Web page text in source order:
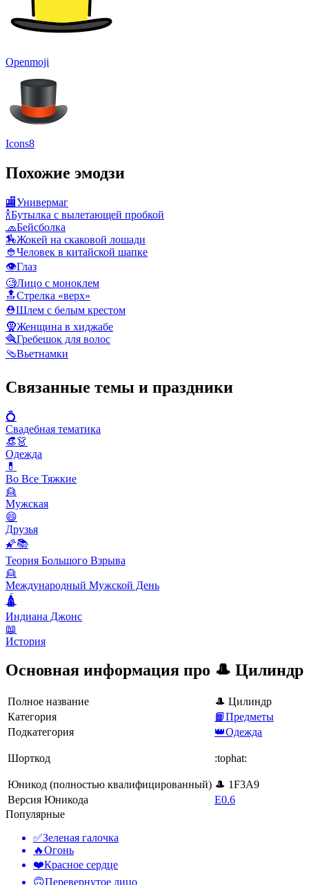
Openmoji
Icons8
Похожие эмодзи
🏬Универмаг
🍾Бутылка с вылетающей пробкой
🧢Бейсболка
🏇Жокей на скаковой лошади
👲Человек в китайской шапке
👁️Глаз
🧐Лицо с моноклем
🔝Стрелка «верх»
⛑️Шлем с белым крестом
🧕Женщина в хиджабе
🪮Гребешок для волос
🩴Вьетнамки
Связанные темы и праздники
💍
Свадебная тематика
👒👗
Одежда
💊
Во Все Тяжкие
👱
Мужская
😄
Друзья
🌠📚
Теория Большого Взрыва
👱
Международный Мужской День
🛕
Индиана Джонс
📖
История
Основная информация про 🎩 Цилиндр
Полное название
🎩 Цилиндр
Категория
📙Предметы
Подкатегория
👑Одежда
Шорткод :tophat:
Юникод (полностью квалифицированный) 🎩 1F3A9
Версия Юникода
E0.6
Популярные
✅Зеленая галочка
🔥Огонь
❤️Красное сердце
🙃Перевернутое лицо